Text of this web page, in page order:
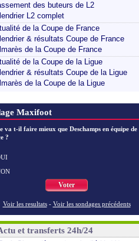
des buteurs de L2
L2 complet
de la Coupe de France
& résultats Coupe de France
de la Coupe de France
de la Coupe de la Ligue
& résultats Coupe de la Ligue
de la Coupe de la Ligue
Maxifoot
va t-il faire mieux que Deschamps en équipe de
?
Voter
Voir les resultats - Voir les sondages précédents
et transferts 24h/24